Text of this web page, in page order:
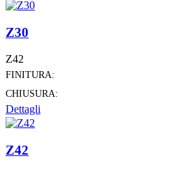
Z30
Z42
FINITURA:
CHIUSURA:
Dettagli
Z42